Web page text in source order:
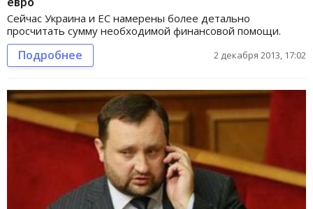
Сейчас Украина и ЕС намерены более детально
просчитать сумму необходимой финансовой помощи.
Подробнее 2 декабря 2013, 17:02